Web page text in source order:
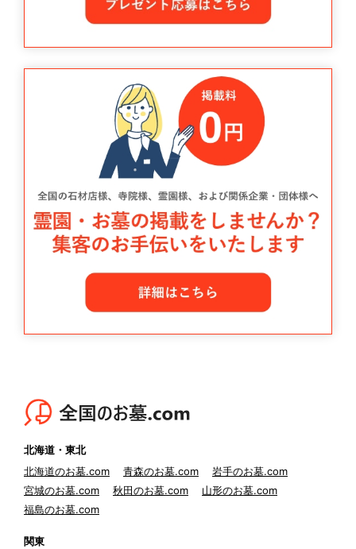
北海道・東北
北海道のお墓.com
青森のお墓.com
岩手のお墓.com
宮城のお墓.com
秋田のお墓.com
山形のお墓.com
福島のお墓.com
関東